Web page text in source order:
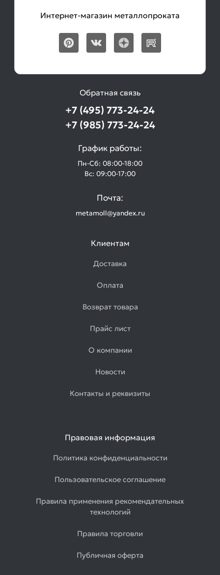
Интернет-магазин металлопроката
Обратная связь
+7 (495) 773-24-24
+7 (985) 773-24-24
График работы:
Пн-Сб: 08:00-18:00
Вс: 09:00-17:00
Почта:
metamoll@yandex.ru
Клиентам
Доставка
Оплата
Возврат товара
Прайс лист
О компании
Новости
Контакты и реквизиты
Правовая информация
Политика конфиденциальности
Пользовательское соглашение
Правила применения рекомендательных
технологий
Правила торговли
Публичная оферта